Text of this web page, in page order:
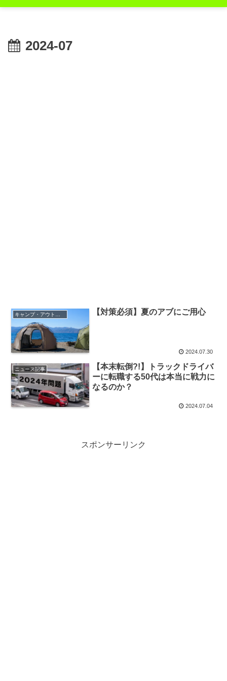
2024-07
キャンプ・アウトドア 【対策必須】夏のアブにご用心
2024.07.30
ニュース記事
【本末転倒?!】トラックドライバ
ーに転職する50代は本当に戦力に
なるのか？
2024.07.04
スポンサーリンク